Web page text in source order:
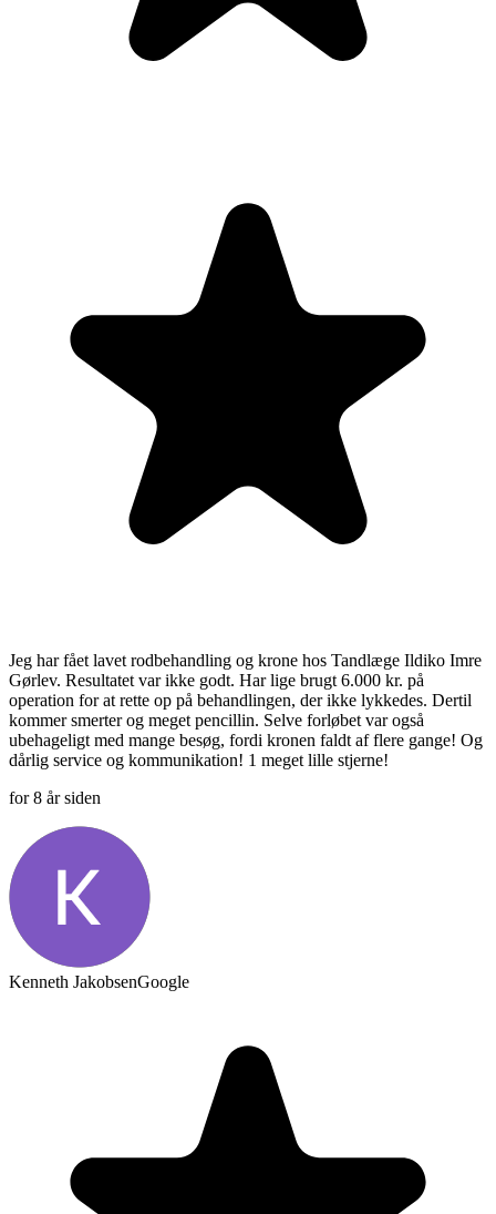
Jeg har fået lavet rodbehandling og krone hos Tandlæge Ildiko Imre
Gørlev. Resultatet var ikke godt. Har lige brugt 6.000 kr. på
operation for at rette op på behandlingen, der ikke lykkedes. Dertil
kommer smerter og meget pencillin. Selve forløbet var også
ubehageligt med mange besøg, fordi kronen faldt af flere gange! Og
dårlig service og kommunikation! 1 meget lille stjerne!
for 8 år siden
Kenneth JakobsenGoogle